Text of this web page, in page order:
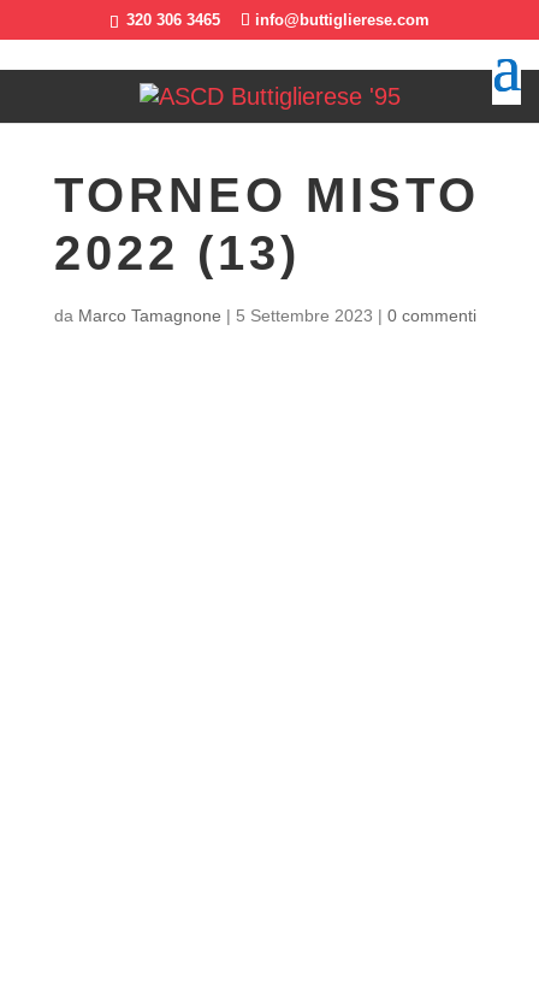
320 306 3465 info@buttiglierese.com
TORNEO MISTO
2022 (13)
da Marco Tamagnone | 5 Settembre 2023 | 0 commenti